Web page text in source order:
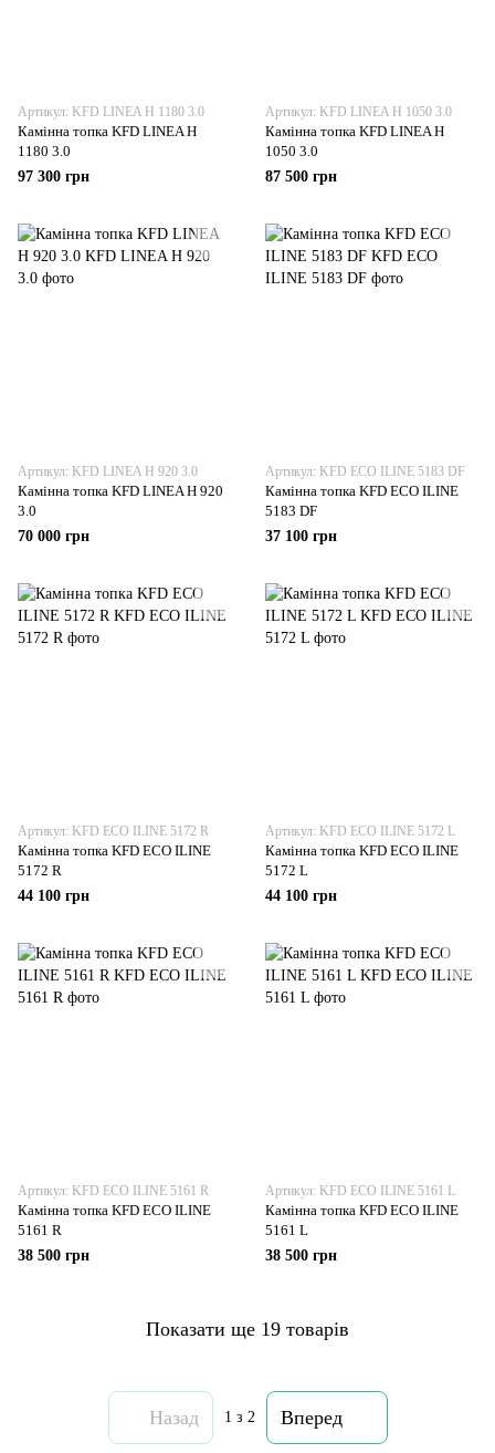
Артикул: KFD LINEA Н 1180 3.0
Камінна топка KFD LINEA Н
1180 3.0
97 300 грн
Артикул: KFD LINEA Н 1050 3.0
Камінна топка KFD LINEA Н
1050 3.0
87 500 грн
Артикул: KFD LINEA Н 920 3.0
Камінна топка KFD LINEA Н 920
3.0
70 000 грн
Артикул: KFD ECO ILINE 5183 DF
Камінна топка KFD ECO ILINE
5183 DF
37 100 грн
Артикул: KFD ECO ILINE 5172 R
Камінна топка KFD ECO ILINE
5172 R
44 100 грн
Артикул: KFD ECO ILINE 5172 L
Камінна топка KFD ECO ILINE
5172 L
44 100 грн
Артикул: KFD ECO ILINE 5161 R
Камінна топка KFD ECO ILINE
5161 R
38 500 грн
Артикул: KFD ECO ILINE 5161 L
Камінна топка KFD ECO ILINE
5161 L
38 500 грн
Показати ще 19 товарів
Назад 1 з 2 Вперед